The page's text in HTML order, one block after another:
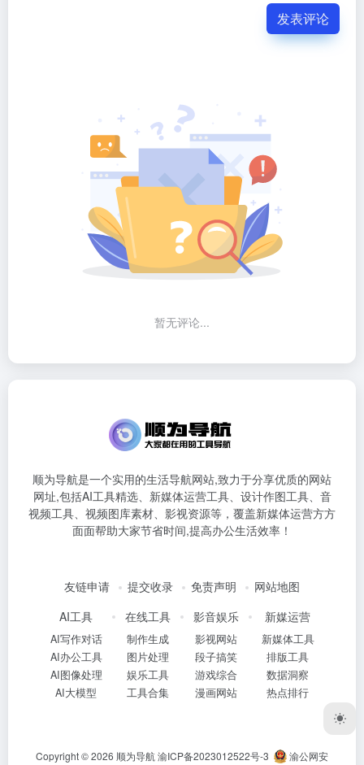
发表评论
暂无评论...
顺为导航是一个实用的生活导航网站,致力于分享优质的网站
网址,包括AI工具精选、新媒体运营工具、设计作图工具、音
视频工具、视频图库素材、影视资源等，覆盖新媒体运营方方
面面帮助大家节省时间,提高办公生活效率！
友链申请 提交收录 免责声明
网站地图
AI工具
AI写作对话
AI办公工具
AI图像处理
AI大模型
在线工具
制作生成
图片处理
娱乐工具
工具合集
影音娱乐
影视网站
段子搞笑
游戏综合
漫画网站
新媒运营
新媒体工具
排版工具
数据洞察
热点排行
Copyright © 2026 顺为导航渝ICP备2023012522号-3 渝公网安